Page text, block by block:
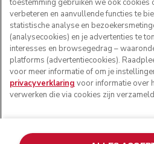
© KitchenAid 2026 - Alle
toestemming gebruiken we ook
verbeteren en aanvullende functies te
statistische analyse en
(analysecookies) en je advertenties te
interesses en browsegedrag –
platforms (advertentiecookies).
voor meer informatie of om je
privacyverklaring voor informatie over
verwerken die via cookies zijn